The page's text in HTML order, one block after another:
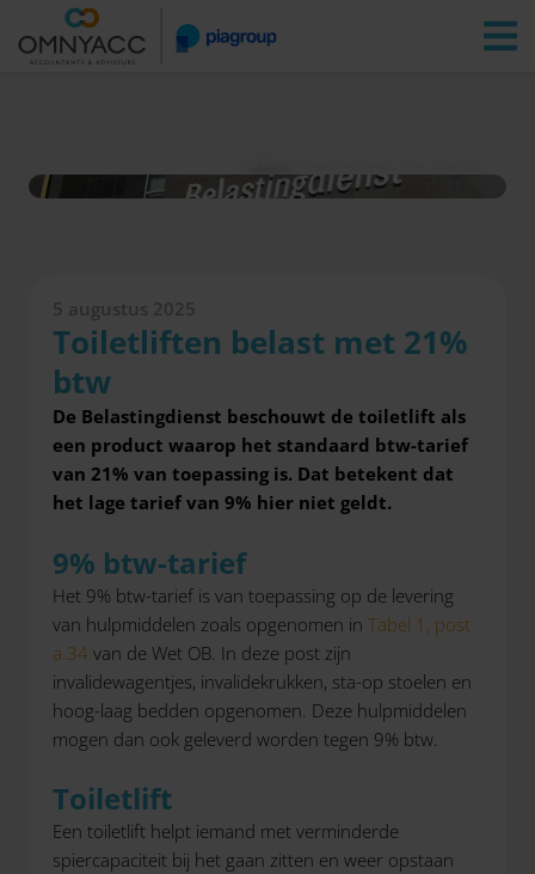
Vestigingen Zoeken
5 augustus 2025
Toiletliften belast met 21%
btw
De Belastingdienst beschouwt de toiletlift als
een product waarop het standaard btw-tarief
van 21% van toepassing is. Dat betekent dat
het lage tarief van 9% hier niet geldt.
9% btw-tarief
Het 9% btw-tarief is van toepassing op de levering
van hulpmiddelen zoals opgenomen in Tabel 1, post
a.34 van de Wet OB. In deze post zijn
invalidewagentjes, invalidekrukken, sta-op stoelen en
hoog-laag bedden opgenomen. Deze hulpmiddelen
mogen dan ook geleverd worden tegen 9% btw.
Toiletlift
Een toiletlift helpt iemand met verminderde
spiercapaciteit bij het gaan zitten en weer opstaan